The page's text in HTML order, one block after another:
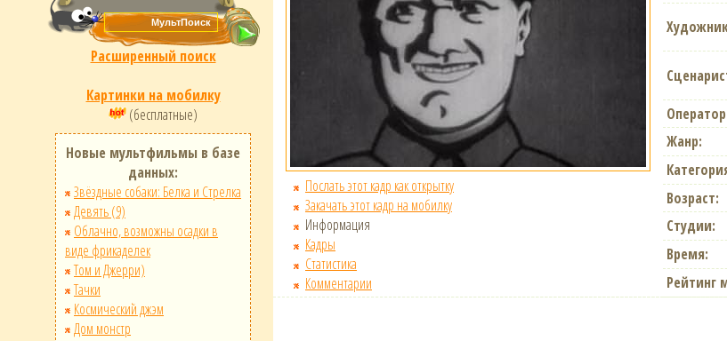
Расширенный поиск
Картинки на мобилку
(бесплатные)
Новые мультфильмы в базе
данных:
Звёздные собаки: Белка и Стрелка
Девять (9)
Облачно, возможны осадки в
виде фрикаделек
Том и Джерри)
Тачки
Космический джэм
Дом монстр
Послать этот кадр как открытку
Закачать этот кадр на мобилку
Информация
Кадры
Статистика
Комментарии
Жанр:
Возраст:
Студии:
Время:
Рейтинг